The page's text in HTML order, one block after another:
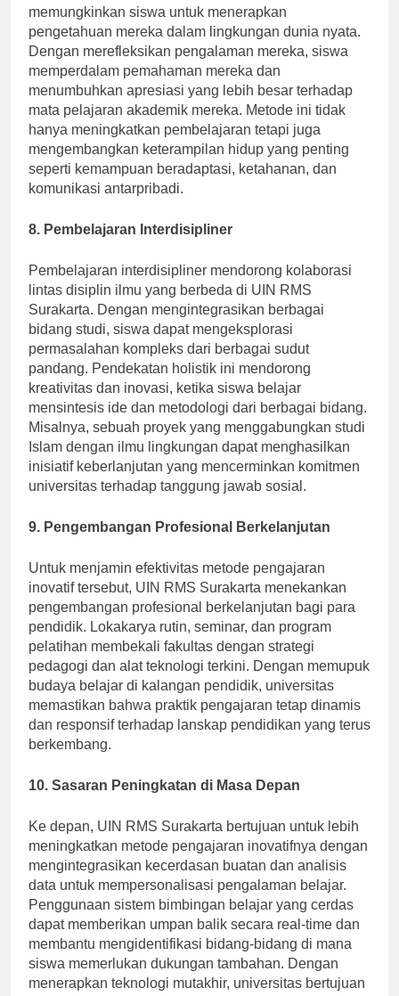
masyarakat, dan program belajar di luar negeri
memungkinkan siswa untuk menerapkan
pengetahuan mereka dalam lingkungan dunia nyata.
Dengan merefleksikan pengalaman mereka, siswa
memperdalam pemahaman mereka dan
menumbuhkan apresiasi yang lebih besar terhadap
mata pelajaran akademik mereka. Metode ini tidak
hanya meningkatkan pembelajaran tetapi juga
mengembangkan keterampilan hidup yang penting
seperti kemampuan beradaptasi, ketahanan, dan
Pembelajaran interdisipliner mendorong kolaborasi
lintas disiplin ilmu yang berbeda di UIN RMS
Surakarta. Dengan mengintegrasikan berbagai
bidang studi, siswa dapat mengeksplorasi
permasalahan kompleks dari berbagai sudut
pandang. Pendekatan holistik ini mendorong
kreativitas dan inovasi, ketika siswa belajar
mensintesis ide dan metodologi dari berbagai bidang.
Misalnya, sebuah proyek yang menggabungkan studi
Islam dengan ilmu lingkungan dapat menghasilkan
inisiatif keberlanjutan yang mencerminkan komitmen
Untuk menjamin efektivitas metode pengajaran
inovatif tersebut, UIN RMS Surakarta menekankan
pengembangan profesional berkelanjutan bagi para
pendidik. Lokakarya rutin, seminar, dan program
pelatihan membekali fakultas dengan strategi
pedagogi dan alat teknologi terkini. Dengan memupuk
budaya belajar di kalangan pendidik, universitas
memastikan bahwa praktik pengajaran tetap dinamis
dan responsif terhadap lanskap pendidikan yang terus
Ke depan, UIN RMS Surakarta bertujuan untuk lebih
meningkatkan metode pengajaran inovatifnya dengan
mengintegrasikan kecerdasan buatan dan analisis
data untuk mempersonalisasi pengalaman belajar.
Penggunaan sistem bimbingan belajar yang cerdas
dapat memberikan umpan balik secara real-time dan
membantu mengidentifikasi bidang-bidang di mana
siswa memerlukan dukungan tambahan. Dengan